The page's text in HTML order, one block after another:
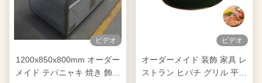
ビデオ
1200x850x800mm オーダー
メイド テパニャキ 焼き 飾り
ビデオ
オーダーメイド 装飾 家具 レ
ストラン ヒバチ グリル 平面